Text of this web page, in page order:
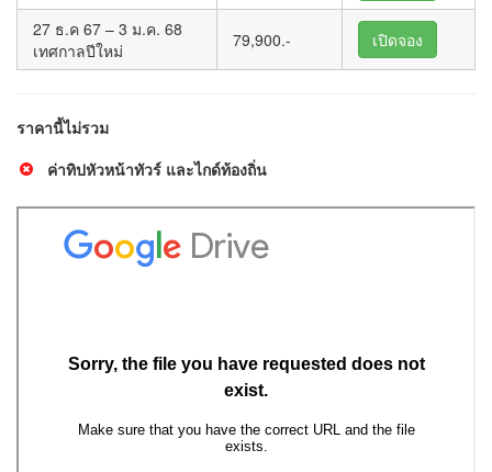
27 ธ.ค 67 – 3 ม.ค. 68
เทศกาลปีใหม่
79,900.- เปิดจอง
ราคานี้ไม่รวม
ค่าทิปหัวหน้าทัวร์ และไกด์ท้องถิ่น